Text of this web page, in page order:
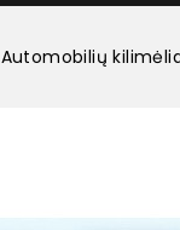
Automobilių